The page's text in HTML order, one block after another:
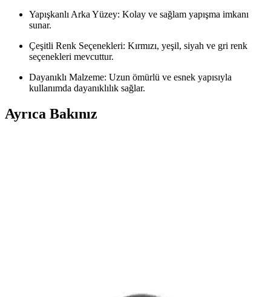
Yapışkanlı Arka Yüzey: Kolay ve sağlam yapışma imkanı
sunar.
Çeşitli Renk Seçenekleri: Kırmızı, yeşil, siyah ve gri renk
seçenekleri mevcuttur.
Dayanıklı Malzeme: Uzun ömürlü ve esnek yapısıyla
kullanımda dayanıklılık sağlar.
Ayrıca Bakınız
ve estetik gibi zorluklar tasarımcıları etkiler.